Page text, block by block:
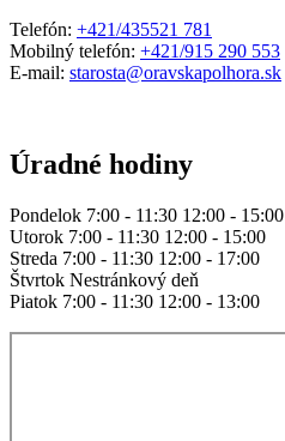
Telefón: +421/435521 781
Mobilný telefón: +421/915 290 553
E-mail: starosta@oravskapolhora.sk
Úradné hodiny
Pondelok 7:00 - 11:30 12:00 - 15:00
Utorok 7:00 - 11:30 12:00 - 15:00
Streda 7:00 - 11:30 12:00 - 17:00
Štvrtok Nestránkový deň
Piatok 7:00 - 11:30 12:00 - 13:00